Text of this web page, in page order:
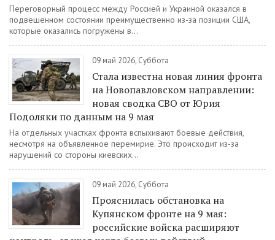
Переговорный процесс между Россией и Украиной оказался в
подвешенном состоянии преимущественно из-за позиции США,
которые оказались погружены в...
09 май 2026, Суббота
Стала известна новая линия фронта
на Новопавловском направлении:
новая сводка СВО от Юрия
Подоляки по данным на 9 мая
На отдельных участках фронта вспыхивают боевые действия,
несмотря на объявленное перемирие. Это происходит из-за
нарушений со стороны киевских...
09 май 2026, Суббота
Прояснилась обстановка на
Купянском фронте на 9 мая:
российские войска расширяют